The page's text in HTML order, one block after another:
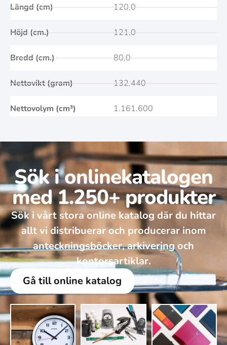
Längd (cm)
Höjd (cm.)
Bredd (cm.)
Nettovikt (gram)
Nettovolym (cm³)
120,0
121,0
80,0
132.440
1.161.600
Sök i onlinekatalogen
med 1.250+ produkter
Sök i vårt stora online katalog där du hittar
allt vi distribuerar och producerar inom
anteckningsböcker, arkivering och
kontorsartiklar.
Gå till online katalog